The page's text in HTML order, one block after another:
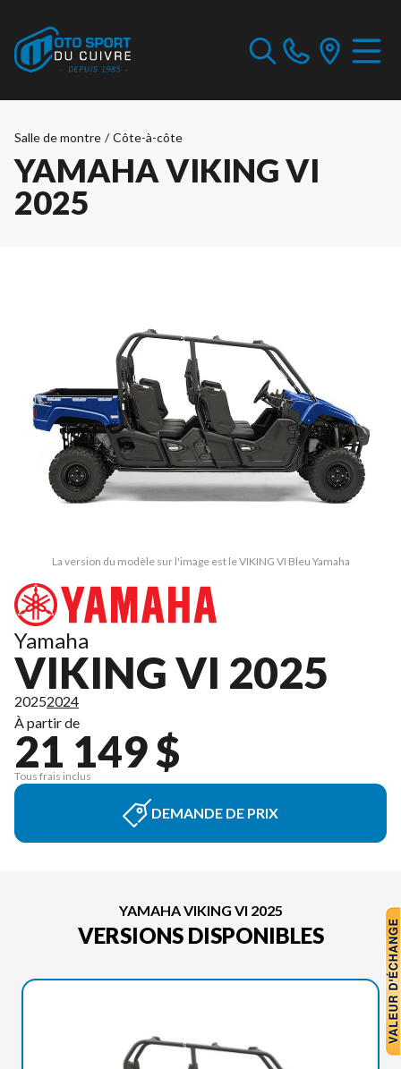
Salle de montre / Côte-à-côte
YAMAHA VIKING VI
2025
La version du modèle sur l'image est le VIKING VI Bleu Yamaha
Yamaha
VIKING VI 2025
20252024
À partir de
21 149 $
Tous frais inclus
DEMANDE DE PRIX
YAMAHA VIKING VI 2025
VERSIONS DISPONIBLES